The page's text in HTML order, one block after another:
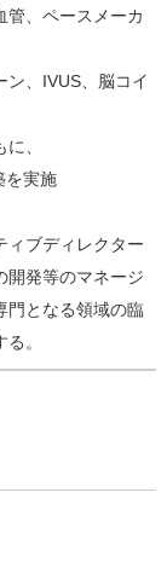
、ペースメーカ
、IVUS、脳コイ
、
を実施
ィブディレクター
開発等のマネージ
門となる領域の臨
。